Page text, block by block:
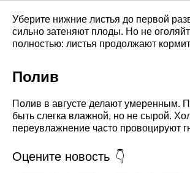
Уберите нижние листья до первой
сильно затеняют плоды. Но не
полностью: листья продолжают
Полив
Полив в августе делают умеренным.
быть слегка влажной, но не сырой.
переувлажнение часто провоцируют
Оцените новость